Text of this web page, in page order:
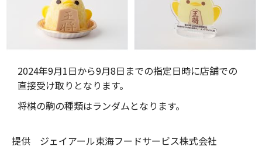
2024年9月1日から9月8日までの指定日時に店舗での
直接受け取りとなります。
将棋の駒の種類はランダムとなります。
提供 ジェイアール東海フードサービス株式会社